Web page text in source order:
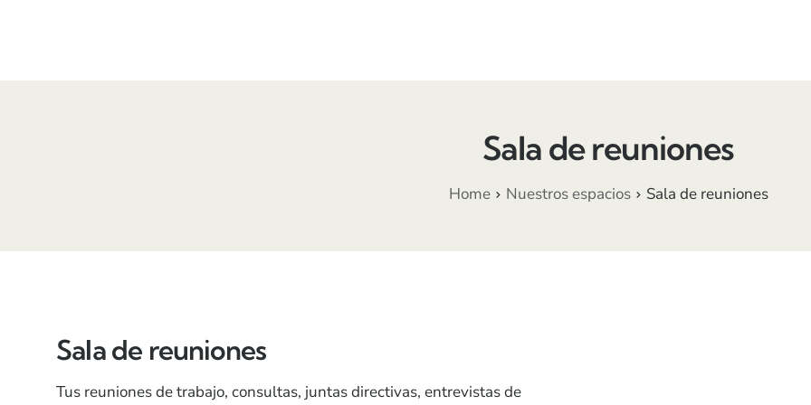
Sala de reuniones
Home Nuestros espacios Sala de reuniones
Sala de reuniones
Tus reuniones de trabajo, consultas, juntas directivas, entrevistas de